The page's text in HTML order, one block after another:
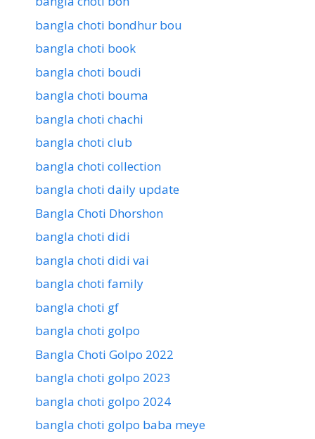
bangla choti bondhur bou
bangla choti book
bangla choti boudi
bangla choti bouma
bangla choti chachi
bangla choti club
bangla choti collection
bangla choti daily update
Bangla Choti Dhorshon
bangla choti didi
bangla choti didi vai
bangla choti family
bangla choti gf
bangla choti golpo
Bangla Choti Golpo 2022
bangla choti golpo 2023
bangla choti golpo 2024
bangla choti golpo baba meye